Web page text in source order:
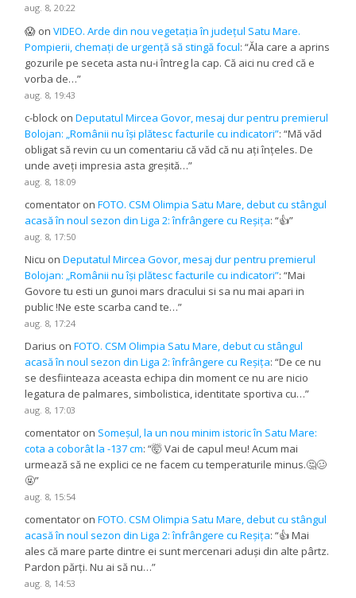
aug. 8, 20:22
😱 onVIDEO. Arde din nou vegetația în județul Satu Mare.
Pompierii, chemați de urgență să stingă focul: “Ăla care a aprins
gozurile pe seceta asta nu-i întreg la cap. Că aici nu cred că e
vorba de…”
aug. 8, 19:43
c-block onDeputatul Mircea Govor, mesaj dur pentru premierul
Bolojan: „Românii nu își plătesc facturile cu indicatori”: “Mă văd
obligat să revin cu un comentariu că văd că nu ați înțeles. De
unde aveți impresia asta greșită…”
aug. 8, 18:09
comentator onFOTO. CSM Olimpia Satu Mare, debut cu stângul
acasă în noul sezon din Liga 2: înfrângere cu Reșița: “👍”
aug. 8, 17:50
Nicu onDeputatul Mircea Govor, mesaj dur pentru premierul
Bolojan: „Românii nu își plătesc facturile cu indicatori”: “Mai
Govore tu esti un gunoi mars dracului si sa nu mai apari in
public !Ne este scarba cand te…”
aug. 8, 17:24
Darius onFOTO. CSM Olimpia Satu Mare, debut cu stângul
acasă în noul sezon din Liga 2: înfrângere cu Reșița: “De ce nu
se desfiinteaza aceasta echipa din moment ce nu are nicio
legatura de palmares, simbolistica, identitate sportiva cu…”
aug. 8, 17:03
comentator on Someșul, la un nou minim istoric în Satu Mare:
cota a coborât la -137 cm: “🤯 Vai de capul meu! Acum mai
urmează să ne explici ce ne facem cu temperaturile minus.🤔🥴
🤬”
aug. 8, 15:54
comentator onFOTO. CSM Olimpia Satu Mare, debut cu stângul
acasă în noul sezon din Liga 2: înfrângere cu Reșița: “👍 Mai
ales că mare parte dintre ei sunt mercenari aduși din alte pârtz.
Pardon părți. Nu ai să nu…”
aug. 8, 14:53